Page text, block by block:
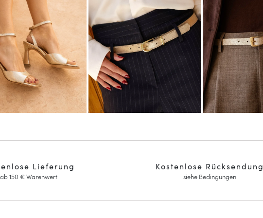
Lieferung
ab 150 € Warenwert
Kostenlose Rücksendung
siehe Bedingungen